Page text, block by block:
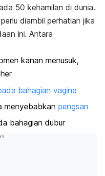
50 kehamilan di dunia.
diambil perhatian jika
ini. Antara
kanan menusuk,
bahagian vagina
menyebabkan pengsan
bahagian dubur